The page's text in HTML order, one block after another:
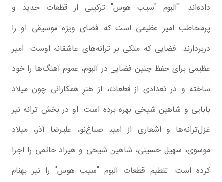
داده‌اند: "آلبوم "سیب هوس" ترکیبی از قطعات جدید و
پرمخاطب امیر عظیمی است که فضای ویژه موسیقی او را
دربردارند. فضایی که متکی بر ترانه‌های عاشقانه اوست. امیر
عظیمی برای حفظ چنین فضایی در آلبوم، عموم آهنگ‌ها را خود
ساخته و در تعدادی از قطعات، از هنرِ همکارانی چون میلاد
بابایی و شاهین شیخی بهره برده است. او در بخش ترانه نیز
غزل‌ترانه‌ها و اشعاری از امید صباغ‌نو، علیرضا آذر، میلاد
موسوی، سهیل حسینی، شاهین شیخی و هیراد حاتمی را اجرا
کرده است. تنظیم قطعات آلبوم "سیب هوس" را نیز بهنام